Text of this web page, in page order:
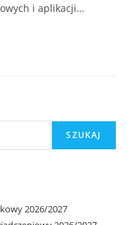
i aplikacji…
SZUKAJ
2026/2027